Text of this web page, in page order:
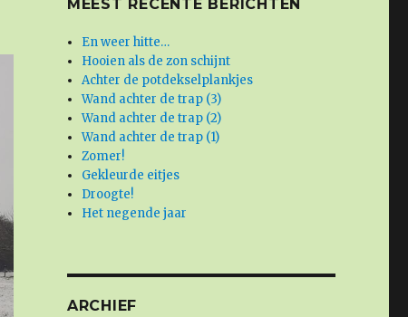
MEEST RECENTE BERICHTEN
En weer hitte…
Hooien als de zon schijnt
Achter de potdekselplankjes
Wand achter de trap (3)
Wand achter de trap (2)
Wand achter de trap (1)
Zomer!
Gekleurde eitjes
Droogte!
Het negende jaar
ARCHIEF